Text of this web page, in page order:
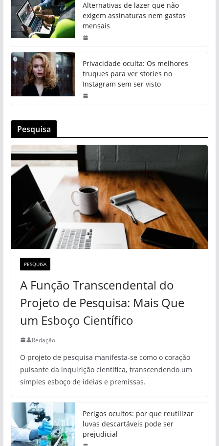
Alternativas de lazer que não
exigem assinaturas nem gastos
mensais
Privacidade oculta: Os melhores
truques para ver stories no
Instagram sem ser visto
Pesquisa
PESQUISA
A Função Transcendental do
Projeto de Pesquisa: Mais Que
um Esboço Científico
Redação
O projeto de pesquisa manifesta-se como o coração
pulsante da inquirição científica, transcendendo um
simples esboço de ideias e premissas.
Perigos ocultos: por que reutilizar
luvas descartáveis pode ser
prejudicial